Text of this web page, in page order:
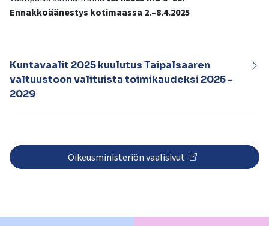
Ennakkoäänestys kotimaassa 2.–8.4.2025
Kuntavaalit 2025 kuulutus Taipalsaaren
valtuustoon valituista toimikaudeksi 2025 -
2029
Oikeusministeriön vaalisivut